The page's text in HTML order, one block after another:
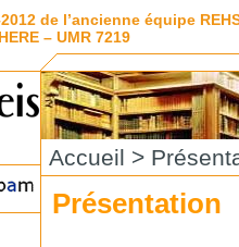
de l’ancienne équipe
– UMR 7219
Accueil >
Présentation